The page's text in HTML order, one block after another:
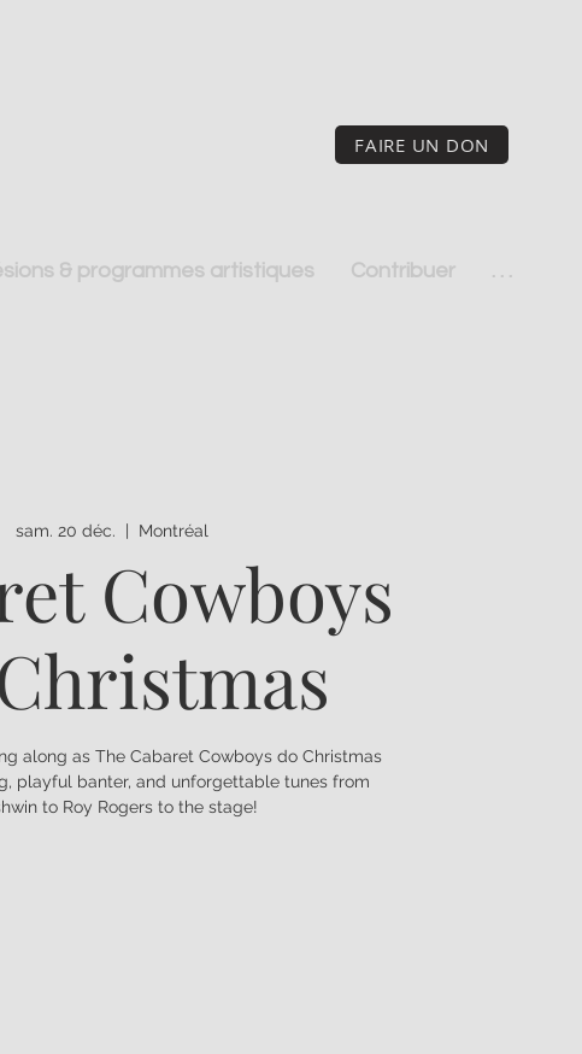
FAIRE UN DON
& programmes artistiques Contribuer . . .
sam. 20 déc. Montréal
Cowboys
along as The Cabaret Cowboys do Christmas
playful banter, and unforgettable tunes from
to Roy Rogers to the stage!